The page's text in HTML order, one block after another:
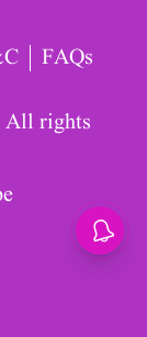
FAQs
All rights